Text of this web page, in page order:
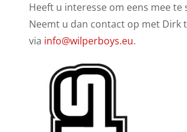
Heeft u interesse om eens mee te
Neemt u dan contact op met Dirk
via info@wilperboys.eu.